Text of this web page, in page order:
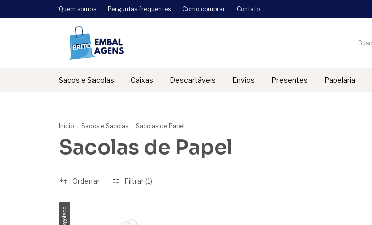
Quem somos Perguntas frequentes Como comprar Contato
Sacos e Sacolas Caixas Descartáveis Envios Presentes Papelaria
Início . Sacos e Sacolas . Sacolas de Papel
Sacolas de Papel
Ordenar Filtrar (1)
Esgotado